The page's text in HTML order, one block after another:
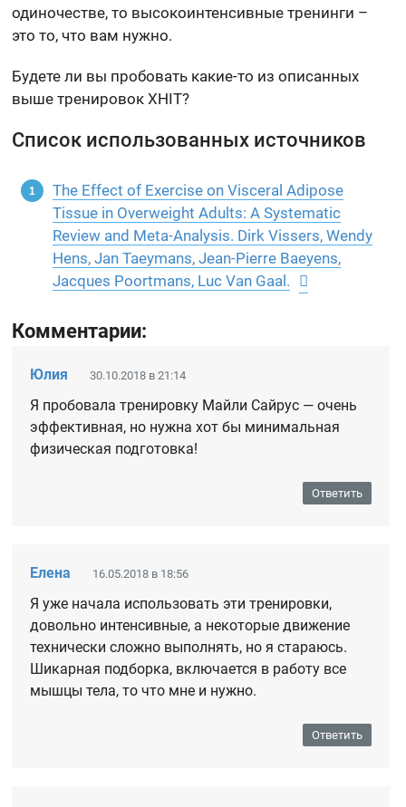
одиночестве, то высокоинтенсивные тренинги –
это то, что вам нужно.
Будете ли вы пробовать какие-то из описанных
выше тренировок XHIT?
Список использованных источников
The Effect of Exercise on Visceral Adipose
Tissue in Overweight Adults: A Systematic
Review and Meta-Analysis. Dirk Vissers, Wendy
Hens, Jan Taeymans, Jean-Pierre Baeyens,
Jacques Poortmans, Luc Van Gaal.
Комментарии:
Юлия 30.10.2018 в 21:14
Я пробовала тренировку Майли Сайрус — очень
эффективная, но нужна хот бы минимальная
физическая подготовка!
Ответить
Елена 16.05.2018 в 18:56
Я уже начала использовать эти тренировки,
довольно интенсивные, а некоторые движение
технически сложно выполнять, но я стараюсь.
Шикарная подборка, включается в работу все
мышцы тела, то что мне и нужно.
Ответить